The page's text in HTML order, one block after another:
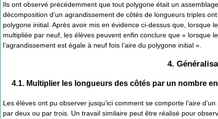
Ils ont observé précédemment que tout polygone était un
décomposition d’un agrandissement de côtés de longueurs triples
polygone initial. Après avoir mis en évidence ci-dessus que, lorsque
multipliée par neuf, les élèves peuvent enfin conclure que « lorsque
l’agrandissement est égale à neuf fois l’aire du polygone initial ».
4.
4.1. Multiplier les longueurs des côtés par un nombre
Les élèves ont pu observer jusqu’ici comment se comporte l’aire
par deux ou par trois. Un travail similaire peut être réalisé pour